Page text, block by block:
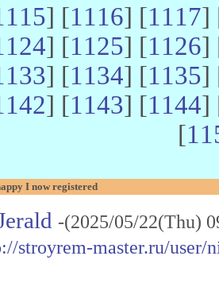
] [1116] [1117]
] [1125] [1126]
] [1134] [1135]
] [1143] [1144]
[
I now registered
-(2025/05/22(Thu)
stroyrem-master.ru/user/